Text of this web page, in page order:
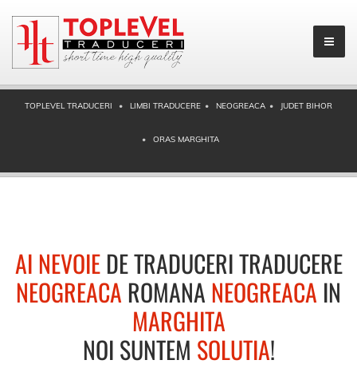
TOPLEVEL TRADUCERI LIMBI TRADUCERE NEOGREACA JUDET BIHOR
ORAS MARGHITA
AI NEVOIEDE TRADUCERI TRADUCERE
NEOGREACA ROMANA NEOGREACA IN
MARGHITA
NOI SUNTEM SOLUTIA!